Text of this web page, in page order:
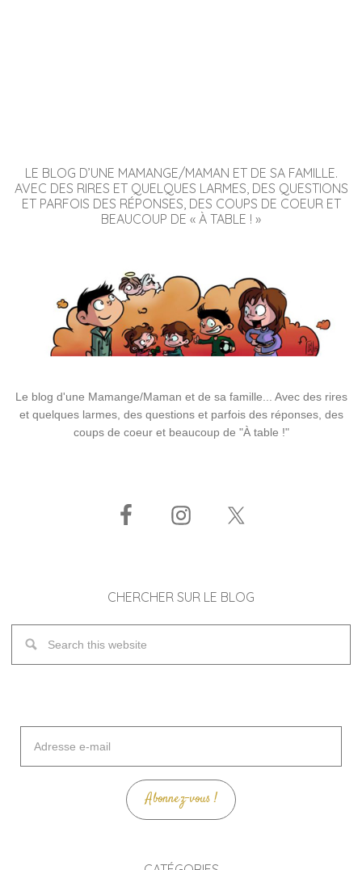
LE BLOG D’UNE MAMANGE/MAMAN ET DE SA FAMILLE.
AVEC DES RIRES ET QUELQUES LARMES, DES QUESTIONS
ET PARFOIS DES RÉPONSES, DES COUPS DE COEUR ET
BEAUCOUP DE « À TABLE ! »
Le blog d'une Mamange/Maman et de sa famille... Avec des rires
et quelques larmes, des questions et parfois des réponses, des
coups de coeur et beaucoup de "À table !"
CHERCHER SUR LE BLOG
mail
Abonnez-vous !